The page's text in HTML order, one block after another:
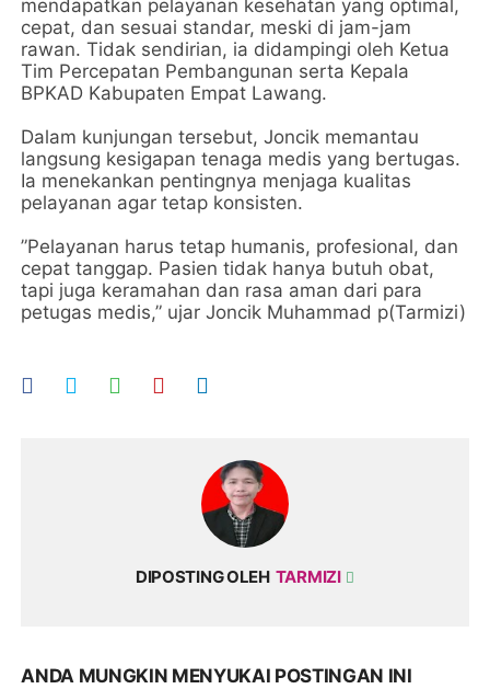
mendapatkan pelayanan kesehatan yang optimal,
cepat, dan sesuai standar, meski di jam-jam
rawan. Tidak sendirian, ia didampingi oleh Ketua
Tim Percepatan Pembangunan serta Kepala
BPKAD Kabupaten Empat Lawang.
​Dalam kunjungan tersebut, Joncik memantau
langsung kesigapan tenaga medis yang bertugas.
Ia menekankan pentingnya menjaga kualitas
pelayanan agar tetap konsisten.
​”Pelayanan harus tetap humanis, profesional, dan
cepat tanggap. Pasien tidak hanya butuh obat,
tapi juga keramahan dan rasa aman dari para
petugas medis,” ujar Joncik Muhammad p(Tarmizi)
DIPOSTING OLEH TARMIZI
ANDA MUNGKIN MENYUKAI POSTINGAN INI